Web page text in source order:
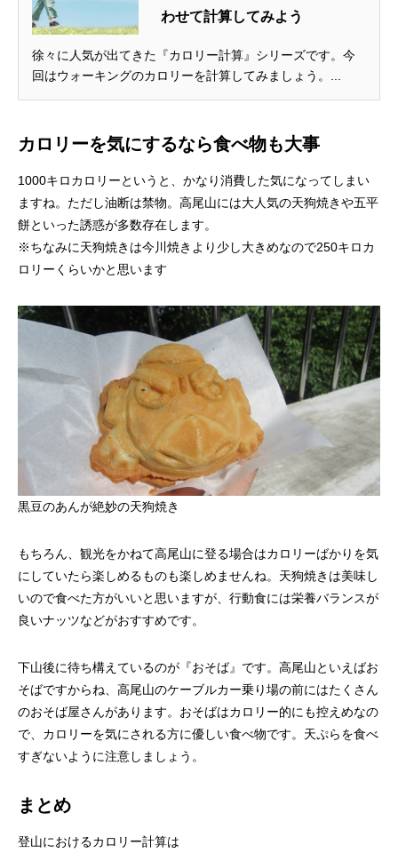
わせて計算してみよう
徐々に人気が出てきた『カロリー計算』シリーズです。今
回はウォーキングのカロリーを計算してみましょう。...
カロリーを気にするなら食べ物も大事
1000キロカロリーというと、かなり消費した気になってしまい
ますね。ただし油断は禁物。高尾山には大人気の天狗焼きや五平
餅といった誘惑が多数存在します。
※ちなみに天狗焼きは今川焼きより少し大きめなので250キロカ
ロリーくらいかと思います
黒豆のあんが絶妙の天狗焼き
もちろん、観光をかねて高尾山に登る場合はカロリーばかりを気
にしていたら楽しめるものも楽しめませんね。天狗焼きは美味し
いので食べた方がいいと思いますが、行動食には栄養バランスが
良いナッツなどがおすすめです。
下山後に待ち構えているのが『おそば』です。高尾山といえばお
そばですからね、高尾山のケーブルカー乗り場の前にはたくさん
のおそば屋さんがあります。おそばはカロリー的にも控えめなの
で、カロリーを気にされる方に優しい食べ物です。天ぷらを食べ
すぎないように注意しましょう。
まとめ
登山におけるカロリー計算は